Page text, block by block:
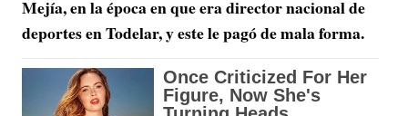
Mejía, en la época en que era director nacional de
deportes en Todelar, y este le pagó de mala forma.